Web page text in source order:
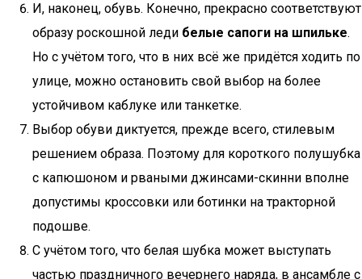
И, наконец, обувь. Конечно, прекрасно соответствуют
образу роскошной леди белые сапоги на шпильке.
Но с учётом того, что в них всё же придётся ходить по
улице, можно остановить свой выбор на более
устойчивом каблуке или танкетке.
Выбор обуви диктуется, прежде всего, стилевым
решением образа. Поэтому для короткого полушубка
с капюшоном и рваными джинсами-скинни вполне
допустимы кроссовки или ботинки на тракторной
подошве.
С учётом того, что белая шубка может выступать
частью праздничного вечернего наряда, в ансамбле с